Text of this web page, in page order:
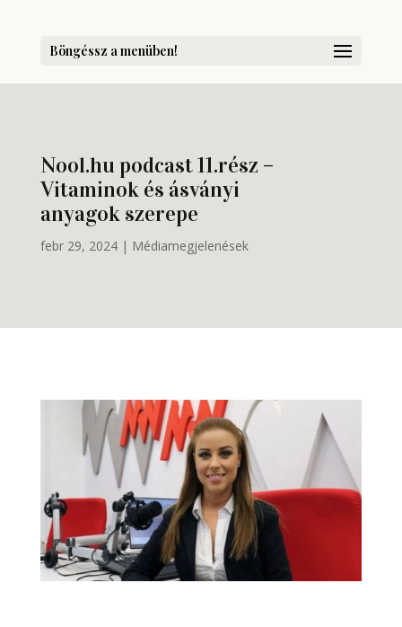
Böngéssz a menüben!
Nool.hu podcast 11.rész –
Vitaminok és ásványi
anyagok szerepe
febr 29, 2024| Médiamegjelenések